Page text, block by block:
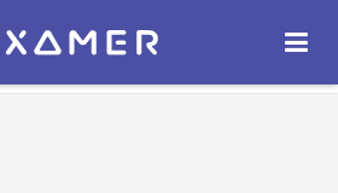
ЕГЭ 2027
ОТКРЫТЬ